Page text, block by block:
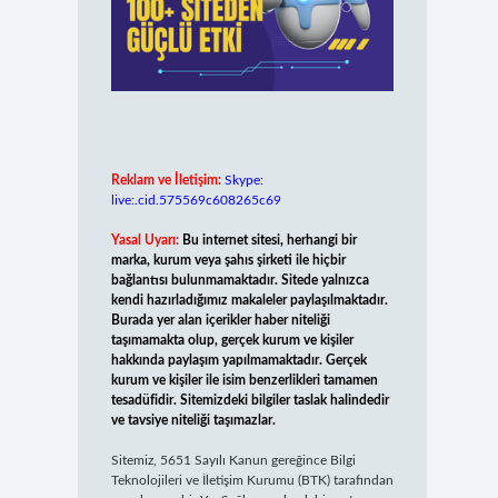
Reklam ve İletişim: Skype:
live:.cid.575569c608265c69
Yasal Uyarı: Bu internet sitesi, herhangi bir
marka, kurum veya şahıs şirketi ile hiçbir
bağlantısı bulunmamaktadır. Sitede yalnızca
kendi hazırladığımız makaleler paylaşılmaktadır.
Burada yer alan içerikler haber niteliği
taşımamakta olup, gerçek kurum ve kişiler
hakkında paylaşım yapılmamaktadır. Gerçek
kurum ve kişiler ile isim benzerlikleri tamamen
tesadüfidir. Sitemizdeki bilgiler taslak halindedir
ve tavsiye niteliği taşımazlar.
Sitemiz, 5651 Sayılı Kanun gereğince Bilgi
Teknolojileri ve İletişim Kurumu (BTK) tarafından